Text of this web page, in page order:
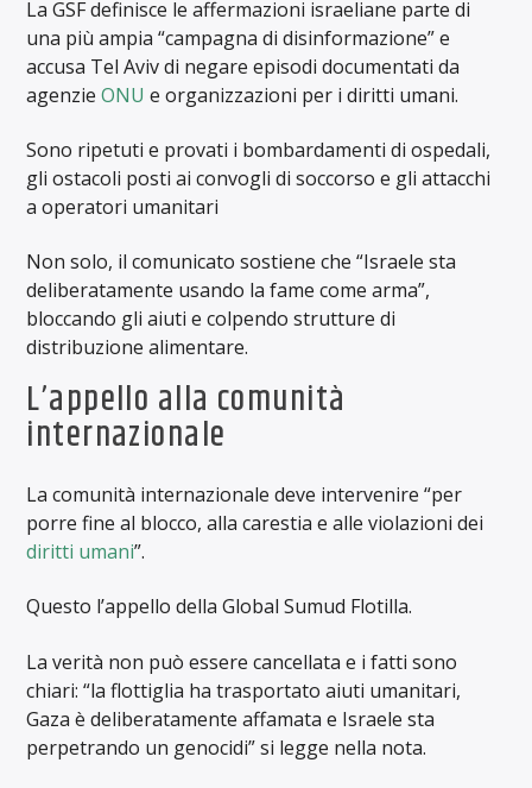
La GSF definisce le affermazioni israeliane parte di
una più ampia “campagna di disinformazione” e
accusa Tel Aviv di negare episodi documentati da
agenzieONU e organizzazioni per i diritti umani.
Sono ripetuti e provati i bombardamenti di ospedali,
gli ostacoli posti ai convogli di soccorso e gli attacchi
a operatori umanitari
Non solo, il comunicato sostiene che “Israele sta
deliberatamente usando la fame come arma”,
bloccando gli aiuti e colpendo strutture di
distribuzione alimentare.
L’appello alla comunità
internazionale
La comunità internazionale deve intervenire “per
porre fine al blocco, alla carestia e alle violazioni dei
diritti umani”.
Questo l’appello della Global Sumud Flotilla.
La verità non può essere cancellata e i fatti sono
chiari: “la flottiglia ha trasportato aiuti umanitari,
Gaza è deliberatamente affamata e Israele sta
perpetrando un genocidi” si legge nella nota.